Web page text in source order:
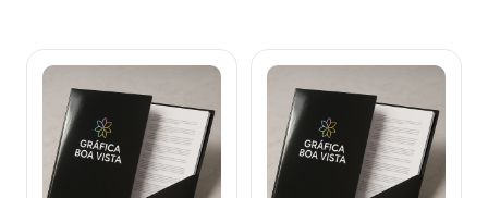
Este
produto
tem
várias
variantes.
Este
produto
tem
várias
variantes.